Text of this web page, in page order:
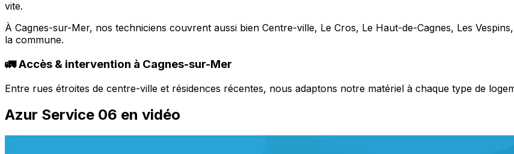
vite.
À Cagnes-sur-Mer, nos techniciens couvrent aussi bien Centre-ville, Le Cros, Le Haut-de-Cagnes, Les
la commune.
🚛 Accès & intervention à Cagnes-sur-Mer
Entre rues étroites de centre-ville et résidences récentes, nous adaptons notre matériel à chaque type de
Azur Service 06 en vidéo